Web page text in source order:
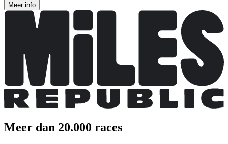
Meer info
Meer dan 20.000 races